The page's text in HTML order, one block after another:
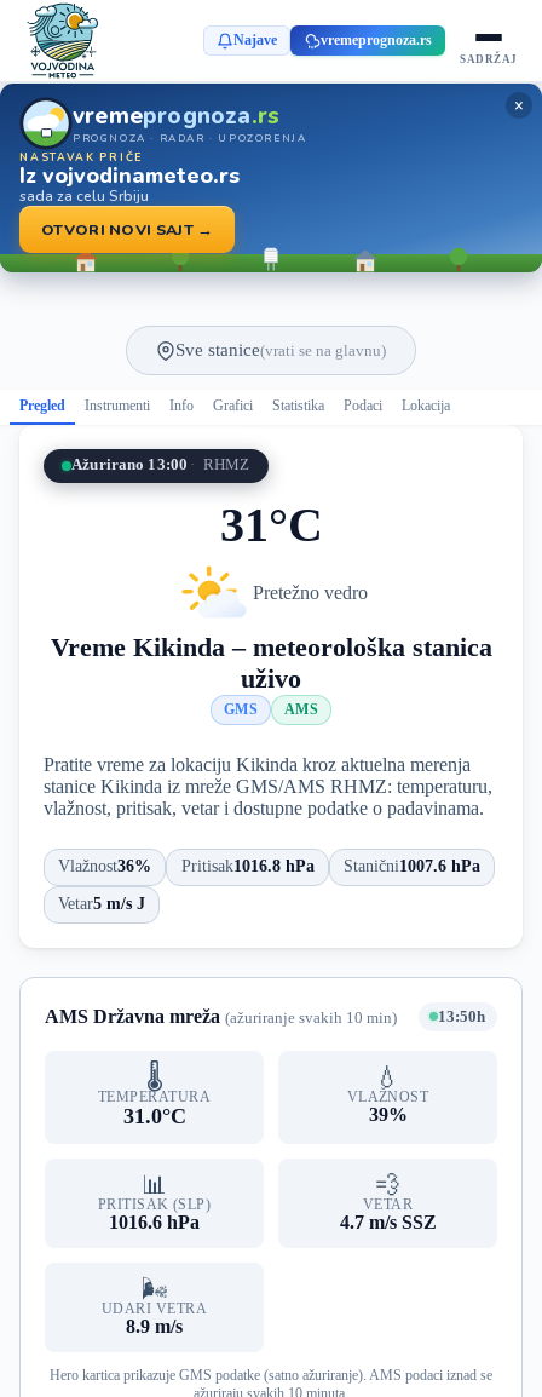
Najave vremeprognoza.rs
SADRŽAJ
vremeprognoza.rs
PROGNOZA · RADAR · UPOZORENJA
NASTAVAK PRIČE
Iz vojvodinameteo.rs
sada za celu Srbiju
OTVORI NOVI SAJT →
×
Sve stanice(vrati se na glavnu)
Pregled Instrumenti Info Grafici Statistika Podaci Lokacija
Ažurirano 13:00 RHMZ
31°C
Pretežno vedro
Vreme Kikinda – meteorološka stanica
uživo
GMS AMS
Pratite vreme za lokaciju Kikinda kroz aktuelna merenja
stanice Kikinda iz mreže GMS/AMS RHMZ: temperaturu,
vlažnost, pritisak, vetar i dostupne podatke o padavinama.
Vlažnost36% Pritisak1016.8 hPa Stanični1007.6 hPa
Vetar5 m/s J
AMS Državna mreža (ažuriranje svakih 10 min) 13:50h
🌡️
TEMPERATURA
31.0°C
💧
VLAŽNOST
39%
📊
PRITISAK (SLP)
1016.6 hPa
💨
VETAR
4.7 m/s SSZ
🌬️
UDARI VETRA
8.9 m/s
Hero kartica prikazuje GMS podatke (satno ažuriranje). AMS podaci iznad se
ažuriraju svakih 10 minuta.